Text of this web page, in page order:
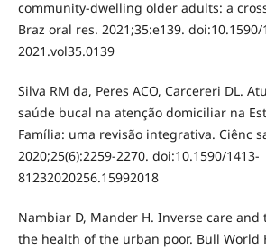
community-dwelling older adults: a
Braz oral res. 2021;35:e139.
2021.vol35.0139
Silva RM da, Peres ACO, Carcereri DL.
saúde bucal na atenção domiciliar na
Família: uma revisão integrativa. Ciênc
2020;25(6):2259-2270. doi:10.1590/1413-
81232020256.15992018
Nambiar D, Mander H. Inverse care
the health of the urban poor. Bull World